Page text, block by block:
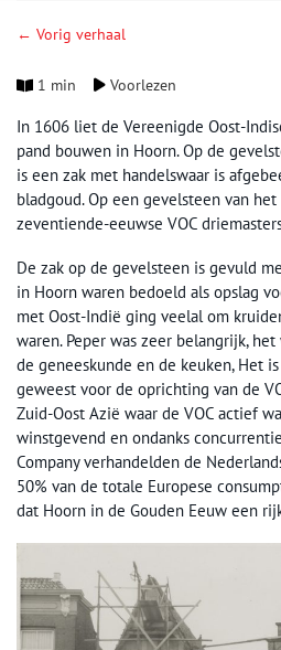
← Vorig verhaal
1 min Voorlezen
In 1606 liet de Vereenigde Oost-
pand bouwen in Hoorn. Op de
is een zak met handelswaar is
bladgoud. Op een gevelsteen van
zeventiende-eeuwse VOC
De zak op de gevelsteen is gevuld
in Hoorn waren bedoeld als opslag
met Oost-Indië ging veelal om
waren. Peper was zeer belangrijk,
de geneeskunde en de keuken, Het
geweest voor de oprichting van de
Zuid-Oost Azië waar de VOC actief
winstgevend en ondanks
Company verhandelden de
50% van de totale Europese
dat Hoorn in de Gouden Eeuw een